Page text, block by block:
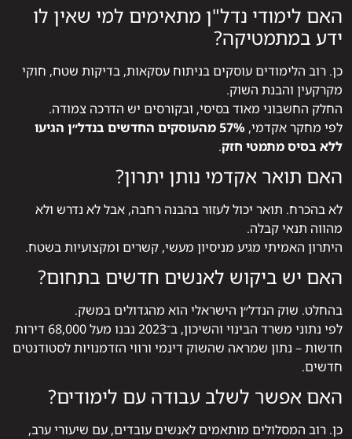
האם לימודי נדל"ן מתאימים למי שאין לו
ידע במתמטיקה?
כן. רוב הלימודים עוסקים בניתוח עסקאות, בדיקות שטח, חוקי
מקרקעין והבנת השוק.
החלק החשבוני מאוד בסיסי, ובקורסים יש הדרכה צמודה.
לפי מחקר אקדמי,
57% מהעוסקים החדשים בנדל״ן הגיעו
ללא בסיס מתמטי חזק.
האם תואר אקדמי נותן יתרון?
לא בהכרח. תואר יכול לעזור בהבנה רחבה, אבל לא נדרש ולא
מהווה תנאי קבלה.
היתרון האמיתי מגיע מניסיון מעשי, קשרים ומקצועיות בשטח.
האם יש ביקוש לאנשים חדשים בתחום?
בהחלט. שוק הנדל״ן הישראלי הוא מהגדולים במשק.
לפי נתוני משרד הבינוי והשיכון, ב־2023 נבנו מעל 68,000 דירות
חדשות – נתון שמראה שהשוק דינמי ורווי הזדמנויות לסטודנטים
חדשים.
האם אפשר לשלב עבודה עם לימודים?
כן. רוב המסלולים מותאמים לאנשים עובדים, עם שיעורי ערב,